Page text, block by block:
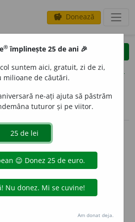
savings Donează
clear
opțiuni
definiții (26) declinări
definiții sunt compilate de
Definițiile
se află pe filadefiniții.
® împlinește 25 de ani 🎉
suntem aici, gratuit, zi de zi,
milioane de căutări.
ne-ați ajuta să păstrăm
tuturor și pe viitor.
Am donat deja.